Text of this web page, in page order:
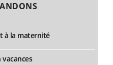
à la maternité